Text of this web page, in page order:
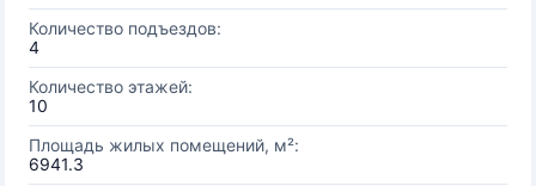
Количество подъездов:
4
Количество этажей:
10
Площадь жилых помещений, м²:
6941.3